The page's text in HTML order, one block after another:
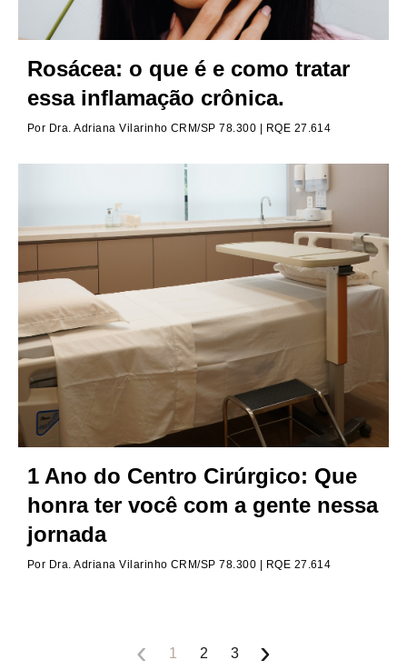
Rosácea: o que é e como tratar
essa inflamação crônica.
Por Dra. Adriana Vilarinho CRM/SP 78.300 | RQE 27.614
1 Ano do Centro Cirúrgico: Que
honra ter você com a gente nessa
jornada
Por Dra. Adriana Vilarinho CRM/SP 78.300 | RQE 27.614
‹ 1 2 3 ›